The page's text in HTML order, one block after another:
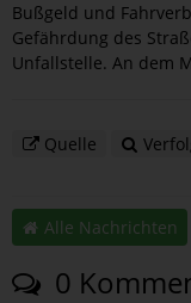
Bußgeld und
Gefährdung des
Unfallstelle. An dem
Quelle
Alle Nachrichten
0